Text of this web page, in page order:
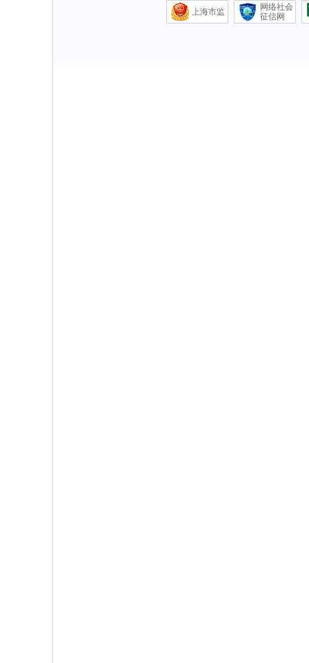
上海市监
网络社会
征信网